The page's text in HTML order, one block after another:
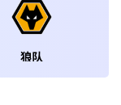
狼队